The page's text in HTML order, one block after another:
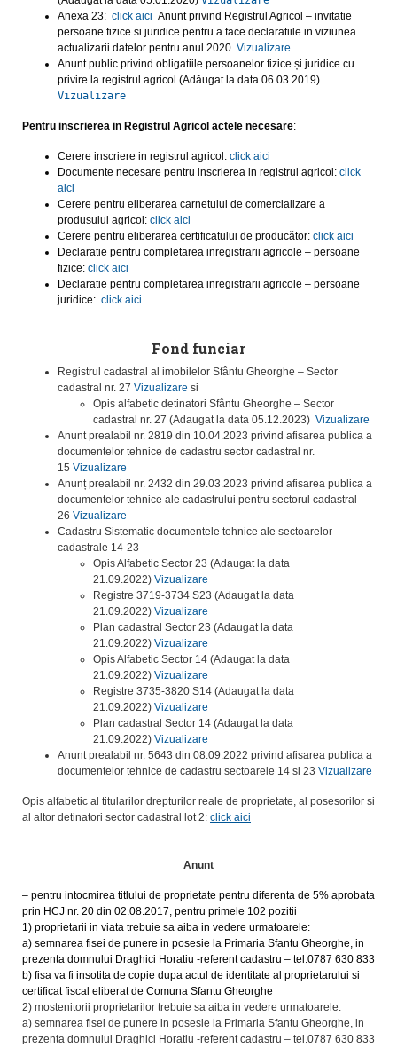
Anexa 23: click aici Anunt privind Registrul Agricol – invitatie
persoane fizice si juridice pentru a face declaratiile in viziunea
actualizarii datelor pentru anul 2020 Vizualizare
Anunt public privind obligatiile persoanelor fizice și juridice cu
privire la registrul agricol (Adăugat la data 06.03.2019)
Vizualizare
Pentru inscrierea in Registrul Agricol actele necesare:
Cerere inscriere in registrul agricol: click aici
Documente necesare pentru inscrierea in registrul agricol: click
aici
Cerere pentru eliberarea carnetului de comercializare a
produsului agricol: click aici
Cerere pentru eliberarea certificatului de producător: click aici
Declaratie pentru completarea inregistrarii agricole – persoane
fizice: click aici
Declaratie pentru completarea inregistrarii agricole – persoane
juridice: click aici
Fond funciar
Registrul cadastral al imobilelor Sfântu Gheorghe – Sector
cadastral nr. 27 Vizualizare si
Opis alfabetic detinatori Sfântu Gheorghe – Sector
cadastral nr. 27 (Adaugat la data 05.12.2023) Vizualizare
Anunt prealabil nr. 2819 din 10.04.2023 privind afisarea publica a
documentelor tehnice de cadastru sector cadastral nr.
15 Vizualizare
Anunț prealabil nr. 2432 din 29.03.2023 privind afisarea publica a
documentelor tehnice ale cadastrului pentru sectorul cadastral
26 Vizualizare
Cadastru Sistematic documentele tehnice ale sectoarelor
cadastrale 14-23
Opis Alfabetic Sector 23 (Adaugat la data
21.09.2022) Vizualizare
Registre 3719-3734 S23 (Adaugat la data
21.09.2022) Vizualizare
Plan cadastral Sector 23 (Adaugat la data
21.09.2022) Vizualizare
Opis Alfabetic Sector 14 (Adaugat la data
21.09.2022) Vizualizare
Registre 3735-3820 S14 (Adaugat la data
21.09.2022) Vizualizare
Plan cadastral Sector 14 (Adaugat la data
21.09.2022) Vizualizare
Anunt prealabil nr. 5643 din 08.09.2022 privind afisarea publica a
documentelor tehnice de cadastru sectoarele 14 si 23 Vizualizare
Opis alfabetic al titularilor drepturilor reale de proprietate, al posesorilor si
al altor detinatori sector cadastral lot 2: click aici
Anunt
– pentru intocmirea titlului de proprietate pentru diferenta de 5% aprobata
prin HCJ nr. 20 din 02.08.2017, pentru primele 102 pozitii
1) proprietarii in viata trebuie sa aiba in vedere urmatoarele:
a) semnarea fisei de punere in posesie la Primaria Sfantu Gheorghe, in
prezenta domnului Draghici Horatiu -referent cadastru – tel.0787 630 833
b) fisa va fi insotita de copie dupa actul de identitate al proprietarului si
certificat fiscal eliberat de Comuna Sfantu Gheorghe
2) mostenitorii proprietarilor trebuie sa aiba in vedere urmatoarele:
a) semnarea fisei de punere in posesie la Primaria Sfantu Gheorghe, in
prezenta domnului Draghici Horatiu -referent cadastru – tel.0787 630 833